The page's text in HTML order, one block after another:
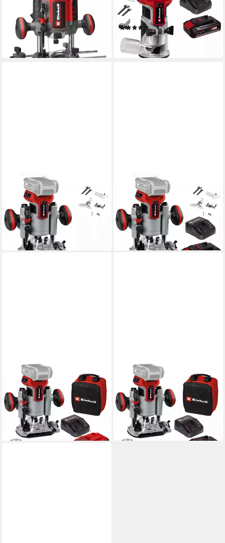
RO 18/55 Li BL - Solo, ohne
Akku und Ladegerät
179,00 €
lieferbar - in 3-4 Werktagen bei dir
Kantenfräse TP-ET 18 Li BL-
mit Akku 2.5 Ah
(2)
149,99 €
lieferbar - in 3-4 Werktagen bei dir
EINHELL
Akku-Fräse Professional 18V
Akku Oberfräsen-K TP-RO 18
BL
149,99 €
lieferbar - in 3-4 Werktagen bei dir
EINHELL
Akku-Fräse Professional 18V
Oberfräsen-K TP-RO 18 BL
mit Akku 2.5 Ah, Ladegerät
189,99 €
lieferbar - in 3-4 Werktagen bei dir
EINHELL
Akku-Fräse Professional 18V
Oberfräsen-Kantenfräsen-Set
TP-RO 18 SetL Akku 2.5 Ah
259,99 €
lieferbar - in 3-4 Werktagen bei dir
EINHELL
Akku-Fräse Professional 18V
Oberfräsen-Kantenfräsen-Set
TP-RO 18 SetL Akku 2.5 Ah
229,99 €
lieferbar - in 3-4 Werktagen bei dir